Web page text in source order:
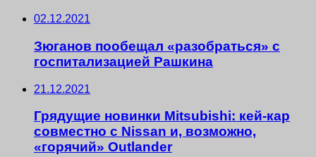
02.12.2021
Зюганов пообещал «разобраться» с
госпитализацией Рашкина
21.12.2021
Грядущие новинки Mitsubishi: кей-кар
совместно с Nissan и, возможно,
«горячий» Outlander